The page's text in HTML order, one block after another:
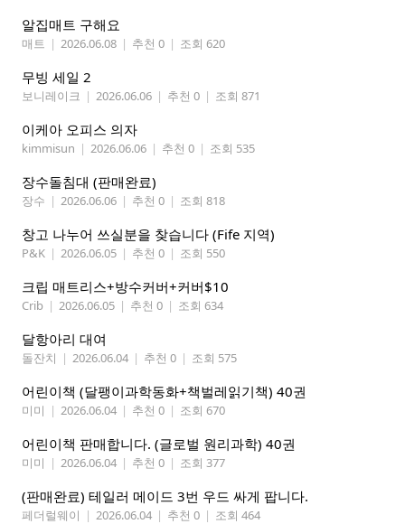
알집매트 구해요
매트 | 2026.06.08 | 추천 0 | 조회 620
무빙 세일 2
보니레이크 | 2026.06.06 | 추천 0 | 조회 871
이케아 오피스 의자
kimmisun | 2026.06.06 | 추천 0 | 조회 535
장수돌침대 (판매완료)
장수 | 2026.06.06 | 추천 0 | 조회 818
창고 나누어 쓰실분을 찾습니다 (Fife 지역)
P&K | 2026.06.05 | 추천 0 | 조회 550
크립 매트리스+방수커버+커버$10
Crib | 2026.06.05 | 추천 0 | 조회 634
달항아리 대여
돌잔치 | 2026.06.04 | 추천 0 | 조회 575
어린이책 (달팽이과학동화+책벌레읽기책) 40권
미미 | 2026.06.04 | 추천 0 | 조회 670
어린이책 판매합니다. (글로벌 원리과학) 40권
미미 | 2026.06.04 | 추천 0 | 조회 377
(판매완료) 테일러 메이드 3번 우드 싸게 팝니다.
페더럴웨이 | 2026.06.04 | 추천 0 | 조회 464